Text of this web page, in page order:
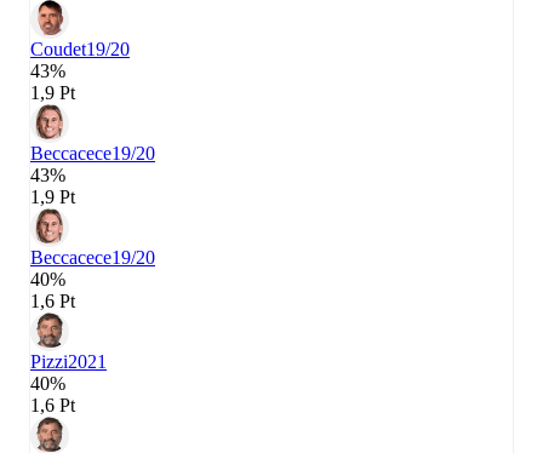
Coudet19/20
43%
1,9 Pt
Beccacece19/20
43%
1,9 Pt
Beccacece19/20
40%
1,6 Pt
Pizzi2021
40%
1,6 Pt